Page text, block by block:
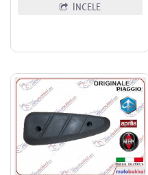
İNCELE